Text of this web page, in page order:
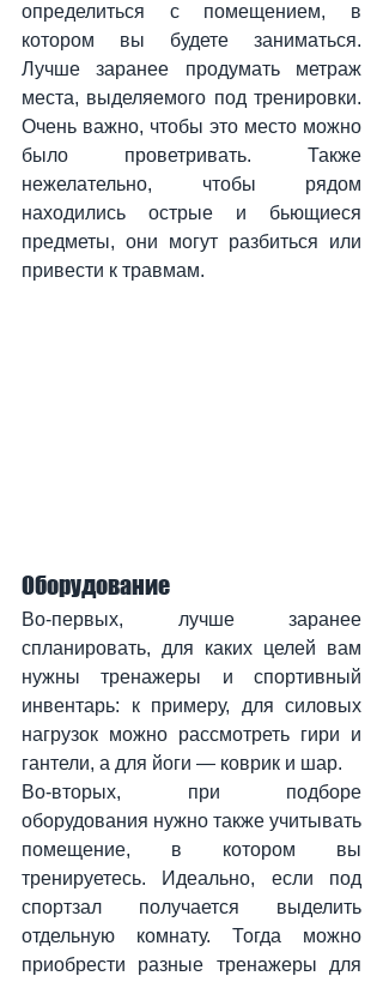
определиться с помещением, в
котором вы будете заниматься.
Лучше заранее продумать метраж
места, выделяемого под тренировки.
Очень важно, чтобы это место можно
было проветривать. Также
нежелательно, чтобы рядом
находились острые и бьющиеся
предметы, они могут разбиться или
привести к травмам.
Оборудование
Во-первых, лучше заранее
спланировать, для каких целей вам
нужны тренажеры и спортивный
инвентарь: к примеру, для силовых
нагрузок можно рассмотреть гири и
гантели, а для йоги — коврик и шар.
Во-вторых, при подборе
оборудования нужно также учитывать
помещение, в котором вы
тренируетесь. Идеально, если под
спортзал получается выделить
отдельную комнату. Тогда можно
приобрести разные тренажеры для